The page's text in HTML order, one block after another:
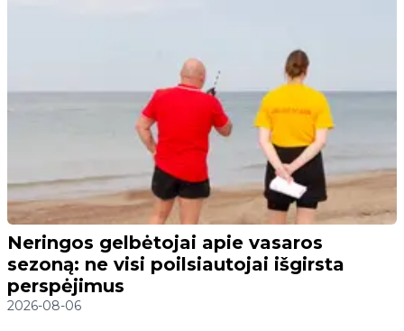
Neringos gelbėtojai apie vasaros
sezoną: ne visi poilsiautojai išgirsta
perspėjimus
2026-08-06